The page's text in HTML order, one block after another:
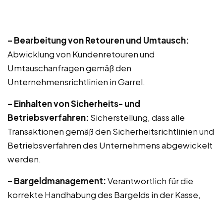
– Bearbeitung von Retouren und Umtausch:
Abwicklung von Kundenretouren und
Umtauschanfragen gemäß den
Unternehmensrichtlinien in Garrel.
– Einhalten von Sicherheits- und
Betriebsverfahren: Sicherstellung, dass alle
Transaktionen gemäß den Sicherheitsrichtlinien und
Betriebsverfahren des Unternehmens abgewickelt
werden.
– Bargeldmanagement:Verantwortlich für die
korrekte Handhabung des Bargelds in der Kasse,